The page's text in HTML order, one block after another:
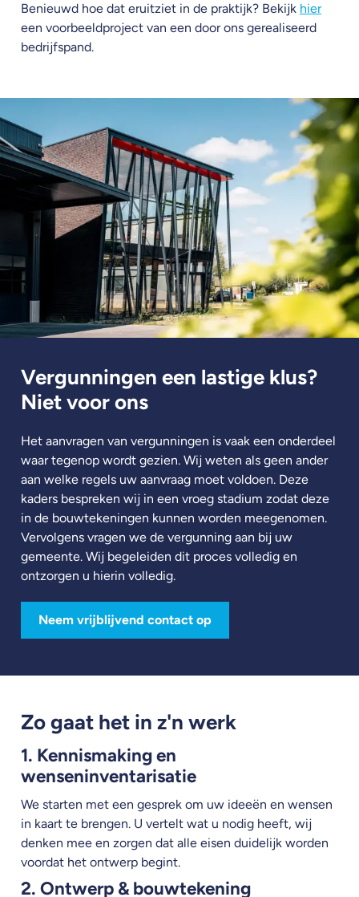
Benieuwd hoe dat eruitziet in de praktijk? Bekijk hier
een voorbeeldproject van een door ons gerealiseerd
bedrijfspand.
Vergunningen een lastige klus?
Niet voor ons
Het aanvragen van vergunningen is vaak een onderdeel
waar tegenop wordt gezien. Wij weten als geen ander
aan welke regels uw aanvraag moet voldoen. Deze
kaders bespreken wij in een vroeg stadium zodat deze
in de bouwtekeningen kunnen worden meegenomen.
Vervolgens vragen we de vergunning aan bij uw
gemeente. Wij begeleiden dit proces volledig en
ontzorgen u hierin volledig.
Neem vrijblijvend contact op
Zo gaat het in z'n werk
1. Kennismaking en
wenseninventarisatie
We starten met een gesprek om uw ideeën en wensen
in kaart te brengen. U vertelt wat u nodig heeft, wij
denken mee en zorgen dat alle eisen duidelijk worden
voordat het ontwerp begint.
2. Ontwerp & bouwtekening